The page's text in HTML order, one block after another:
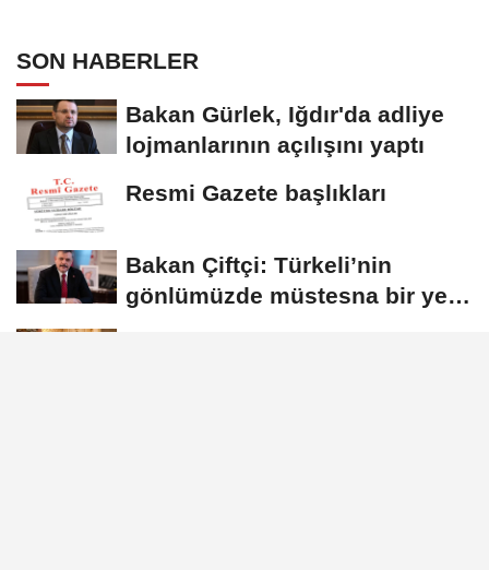
SON HABERLER
Bakan Gürlek, Iğdır'da adliye
lojmanlarının açılışını yaptı
Resmi Gazete başlıkları
Bakan Çiftçi: Türkeli’nin
gönlümüzde müstesna bir yeri